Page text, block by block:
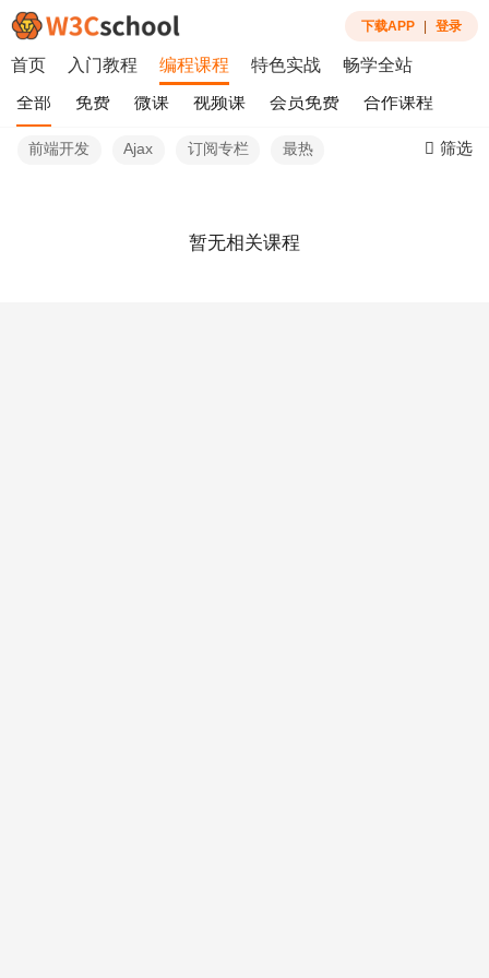
下载APP 登录
首页 入门教程 编程课程 特色实战 畅学全站
全部 免费 微课 视频课 会员免费 合作课程
前端开发 Ajax 订阅专栏 最热 筛选
暂无相关课程